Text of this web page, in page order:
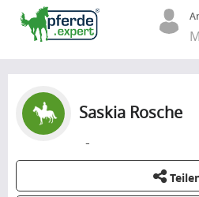
Saskia Rosche
-